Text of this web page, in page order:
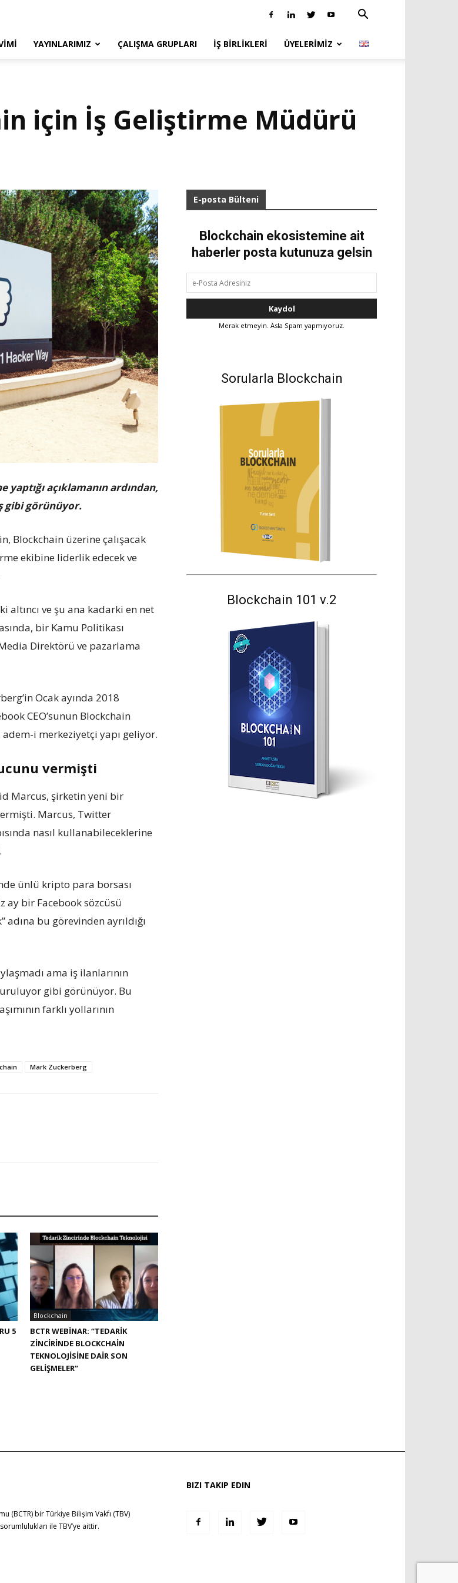
YAYINLARIMIZ ÇALIŞMA GRUPLARI İŞ BIRLIKLERI ÜYELERIMIZ
için İş Geliştirme Müdürü
açıklamanın ardından,
gibi görünüyor.
Blockchain üzerine çalışacak
ekibine liderlik edecek ve
altıncı ve şu ana kadarki en net
bir Kamu Politikası
Direktörü ve pazarlama
Ocak ayında 2018
CEO’sunun Blockchain
i merkeziyetçi yapı geliyor.
vermişti
Marcus, şirketin yeni bir
Marcus, Twitter
nasıl kullanabileceklerine
ünlü kripto para borsası
ay bir Facebook sözcüsü
adına bu görevinden ayrıldığı
ama iş ilanlarının
gibi görünüyor. Bu
farklı yollarının
Mark Zuckerberg
5
Blockchain
BCTR WEBINAR: “TEDARIK
ZINCIRINDE BLOCKCHAIN
TEKNOLOJISINE DAIR SON
GELIŞMELER”
E-posta Bülteni
Blockchain ekosistemine ait
haberler posta kutunuza gelsin
Merak etmeyin. Asla Spam yapmıyoruz.
Sorularla Blockchain
Blockchain 101 v.2
(BCTR) birTürkiye Bilişim Vakfı (TBV)
ile TBV’ye aittir.
BIZI TAKIP EDIN